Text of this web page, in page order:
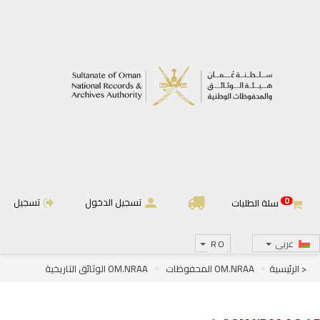
0 سلة الطلبات تسجيل الدخول تسجيل
عربى RO
< الرئيسية OM.NRAA المحفوظات
OM.NRAA الوثائق التاريخية